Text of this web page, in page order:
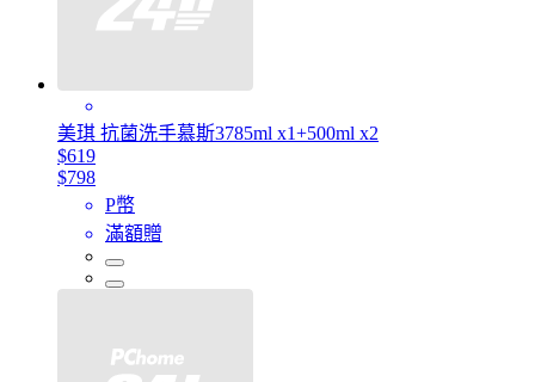
美琪 抗菌洗手慕斯3785ml x1+500ml x2
$619
$798
P幣
滿額贈